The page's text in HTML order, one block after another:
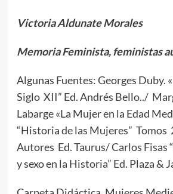
Victoria Aldunate Morales
Memoria Feminista, feministas
Algunas Fuentes: Georges Duby.
Siglo XII” Ed. Andrés Bello../
Labarge «La Mujer en la Edad
“Historia de las Mujeres” Tomos
Autores Ed. Taurus/ Carlos Fisas
y sexo en la Historia” Ed. Plaza &